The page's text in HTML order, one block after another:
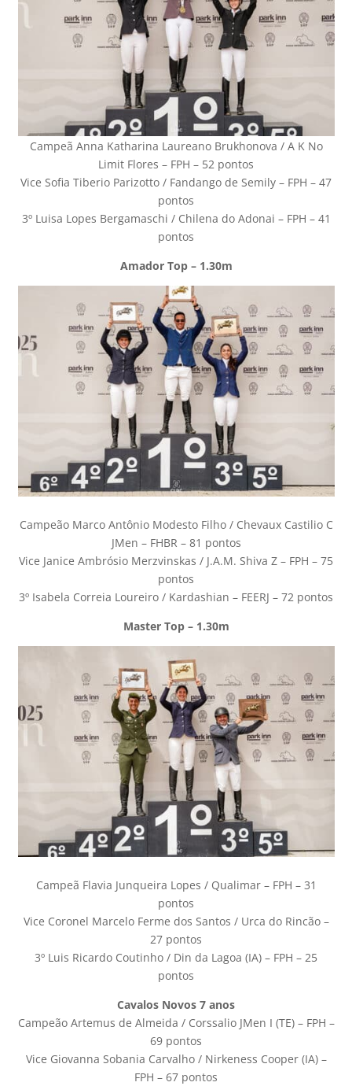
Campeã Anna Katharina Laureano Brukhonova / A K No
Limit Flores – FPH – 52 pontos
Vice Sofia Tiberio Parizotto / Fandango de Semily – FPH – 47
pontos
3º Luisa Lopes Bergamaschi / Chilena do Adonai – FPH – 41
pontos
Amador Top – 1.30m
Campeão Marco Antônio Modesto Filho / Chevaux Castilio C
JMen – FHBR – 81 pontos
Vice Janice Ambrósio Merzvinskas / J.A.M. Shiva Z – FPH – 75
pontos
3º Isabela Correia Loureiro / Kardashian – FEERJ – 72 pontos
Master Top – 1.30m
Campeã Flavia Junqueira Lopes / Qualimar – FPH – 31
pontos
Vice Coronel Marcelo Ferme dos Santos / Urca do Rincão –
27 pontos
3º Luis Ricardo Coutinho / Din da Lagoa (IA) – FPH – 25
pontos
Cavalos Novos 7 anos
Campeão Artemus de Almeida / Corssalio JMen I (TE) – FPH –
69 pontos
Vice Giovanna Sobania Carvalho / Nirkeness Cooper (IA) –
FPH – 67 pontos